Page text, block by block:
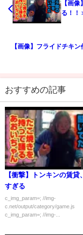
【画
る！！
【画像】フライドチキ
おすすめの記事
【衝撃】トンキンの賃貸
すぎる
c_img_param=; //img-
c.net/output/category/game.js
c_img_param=; //img-...